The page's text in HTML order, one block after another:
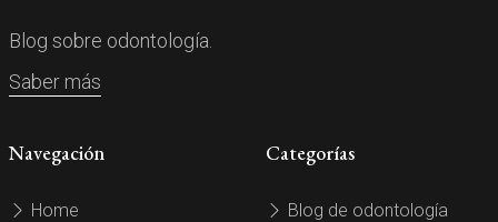
Blog sobre odontología.
Saber más
Navegación
Home
Categorías
Blog de odontología